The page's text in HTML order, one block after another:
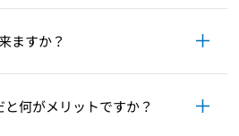
ますか？
何がメリットですか？